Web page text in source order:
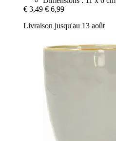
€ 3,49 € 6,99
Livraison jusqu'au 13 août